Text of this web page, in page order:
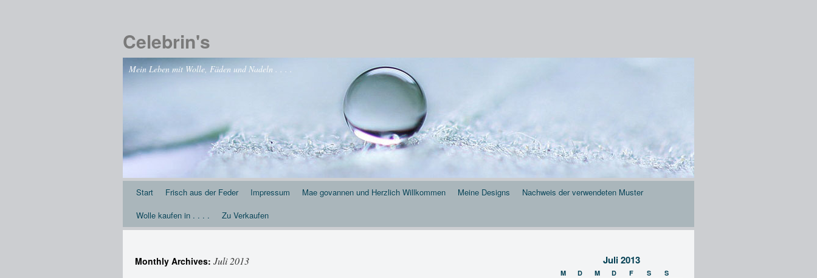
Celebrin's
Mein Leben mit Wolle, Fäden und Nadeln . . . .
Start Frisch aus der Feder Impressum Mae govannen und Herzlich Willkommen Meine Designs
Nachweis der verwendeten Muster
Wolle kaufen in . . . .
Zu Verkaufen
Monthly Archives: Juli 2013 Juli 2013
M D M D F S S